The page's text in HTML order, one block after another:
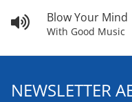
Blow Your Mind
With Good Music
NEWSLETTER